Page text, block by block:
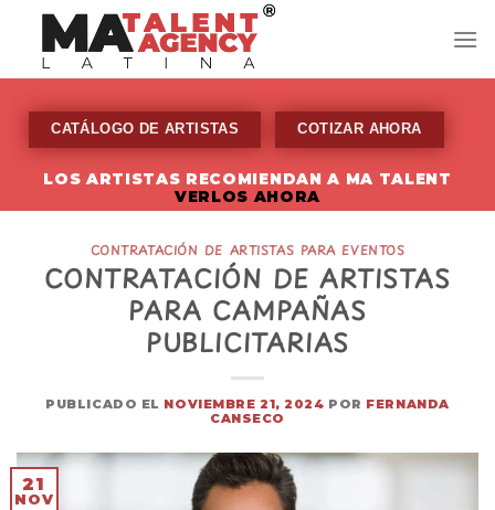
content
CATÁLOGO DE ARTISTAS COTIZAR AHORA
LOS ARTISTAS RECOMIENDAN A MA TALENT
VERLOS AHORA
CONTRATACIÓN DE ARTISTAS PARA EVENTOS
CONTRATACIÓN DE ARTISTAS
PARA CAMPAÑAS
PUBLICITARIAS
PUBLICADO EL NOVIEMBRE 21, 2024 POR FERNANDA
CANSECO
21
NOV